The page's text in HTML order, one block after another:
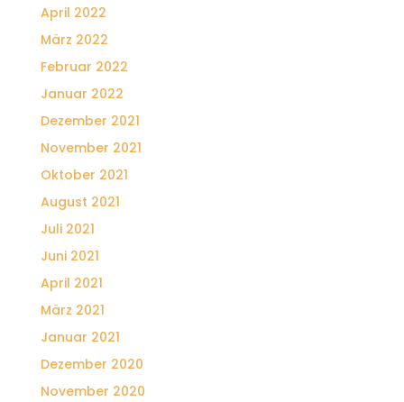
April 2022
März 2022
Februar 2022
Januar 2022
Dezember 2021
November 2021
Oktober 2021
August 2021
Juli 2021
Juni 2021
April 2021
März 2021
Januar 2021
Dezember 2020
November 2020